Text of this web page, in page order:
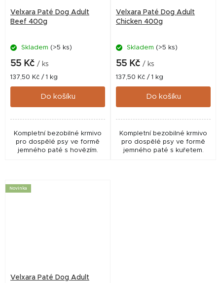
Velxara Paté Dog Adult
Beef 400g
Skladem (>5 ks)
55 Kč / ks
Měrná
cena:
137,50 Kč / 1 kg
Do košíku
Kompletní bezobilné krmivo
pro dospělé psy ve formě
jemného paté s hovězím.
Velxara Paté Dog Adult
Chicken 400g
Skladem (>5 ks)
55 Kč / ks
Měrná
cena:
137,50 Kč / 1 kg
Do košíku
Kompletní bezobilné krmivo
pro dospělé psy ve formě
jemného paté s kuřetem.
Novinka
Velxara Paté Dog Adult